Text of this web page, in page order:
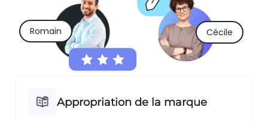
Romain Cécile
Appropriation de la marque